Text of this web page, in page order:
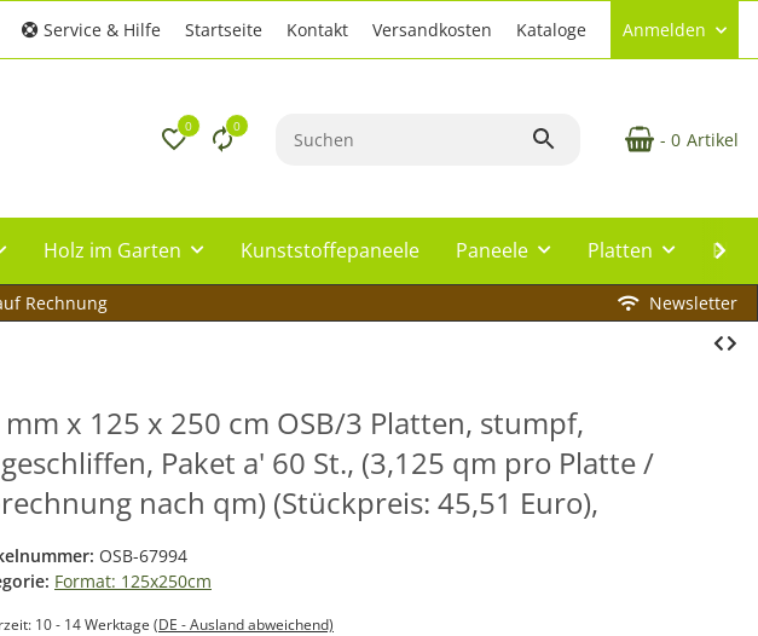
Service & Hilfe Startseite Kontakt Versandkosten Kataloge Anmelden
0 0
- 0 Artikel
Holz im Garten Kunststoffepaneele Paneele Platten
Rechnung
Newsletter
mm x 125 x 250 cm OSB/3 Platten, stumpf,
Paket a' 60 St., (3,125 qm pro Platte /
nach qm) (Stückpreis: 45,51 Euro),
OSB-67994
Format: 125x250cm
10 - 14 Werktage (DE - Ausland abweichend)